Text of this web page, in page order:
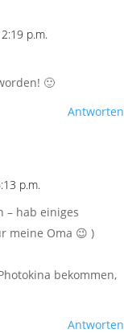
p.m.
🙂
Antworten
p.m.
– hab einiges
meine Oma 😉 )
bekommen,
Antworten